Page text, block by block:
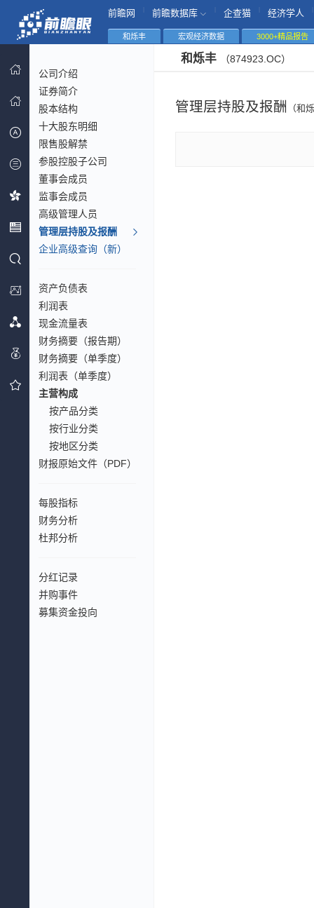
前瞻网 前瞻数据库 企查猫 经济学人
和烁丰 宏观经济数据 3000+精品报告
公司介绍
证券简介
股本结构
十大股东明细
限售股解禁
参股控股子公司
董事会成员
监事会成员
高级管理人员
管理层持股及报酬
企业高级查询（新）
资产负债表
利润表
现金流量表
财务摘要（报告期）
财务摘要（单季度）
利润表（单季度）
主营构成
按产品分类
按行业分类
按地区分类
财报原始文件（PDF）
每股指标
财务分析
杜邦分析
分红记录
并购事件
募集资金投向
和烁丰 （874923.OC）
管理层持股及报酬 （和